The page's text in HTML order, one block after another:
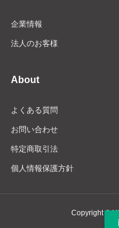
企業情報
法人のお客様
About
よくある質問
お問い合わせ
特定商取引法
個人情報保護方針
Copyright ©